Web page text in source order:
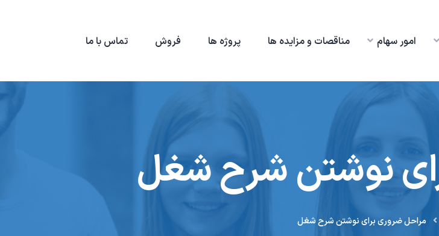
امور سهام مناقصات و مزایده ها پروژه ها فروش تماس با ما
نوشتن شرح شغل
مراحل ضروری برای نوشتن شرح شغل